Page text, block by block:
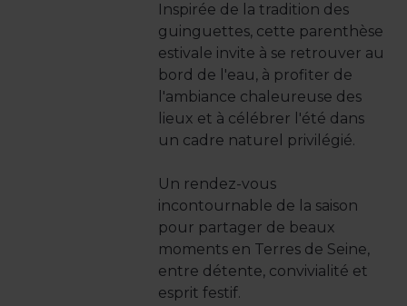
Inspirée de la tradition des
guinguettes, cette parenthèse
estivale invite à se retrouver au
bord de l'eau, à profiter de
l'ambiance chaleureuse des
lieux et à célébrer l'été dans
un cadre naturel privilégié.
Un rendez-vous
incontournable de la saison
pour partager de beaux
moments en Terres de Seine,
entre détente, convivialité et
esprit festif.